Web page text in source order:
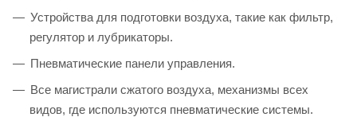
Устройства для подготовки воздуха, такие как фильтр,
регулятор и лубрикаторы.
Пневматические панели управления.
Все магистрали сжатого воздуха, механизмы всех
видов, где используются пневматические системы.